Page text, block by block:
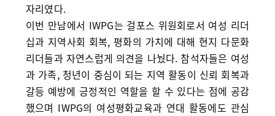
자리였다.
이번 만남에서 IWPG는 걸포스 위원회로서 여성 리더
십과 지역사회 회복, 평화의 가치에 대해 현지 다문화
리더들과 자연스럽게 의견을 나눴다. 참석자들은 여성
과 가족, 청년이 중심이 되는 지역 활동이 신뢰 회복과
갈등 예방에 긍정적인 역할을 할 수 있다는 점에 공감
했으며 IWPG의 여성평화교육과 연대 활동에도 관심